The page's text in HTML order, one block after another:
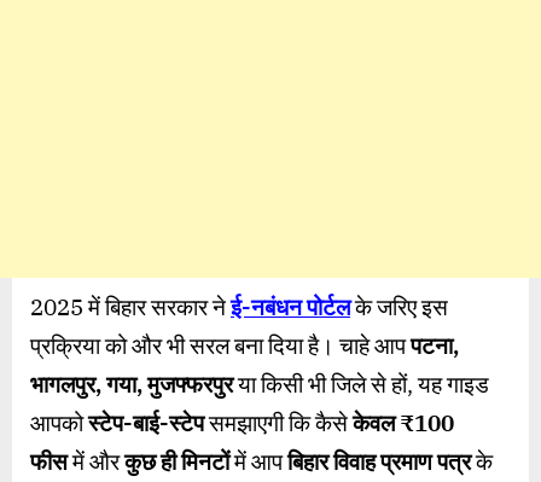
2025 में बिहार सरकार नेई-नबंधन पोर्टलके जरिए इस
प्रक्रिया को और भी सरल बना दिया है। चाहे आपपटना,
भागलपुर,गया,मुजफ्फरपुरया किसी भी जिले से हों, यह गाइड
आपकोस्टेप-बाई-स्टेपसमझाएगी कि कैसेकेवल₹100
फीसमें औरकुछ ही मिनटोंमें आपबिहार विवाह प्रमाण पत्रके